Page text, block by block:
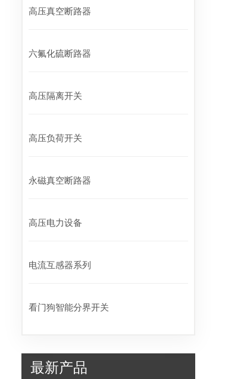
高压真空断路器
六氟化硫断路器
高压隔离开关
高压负荷开关
永磁真空断路器
高压电力设备
电流互感器系列
看门狗智能分界开关
最新产品